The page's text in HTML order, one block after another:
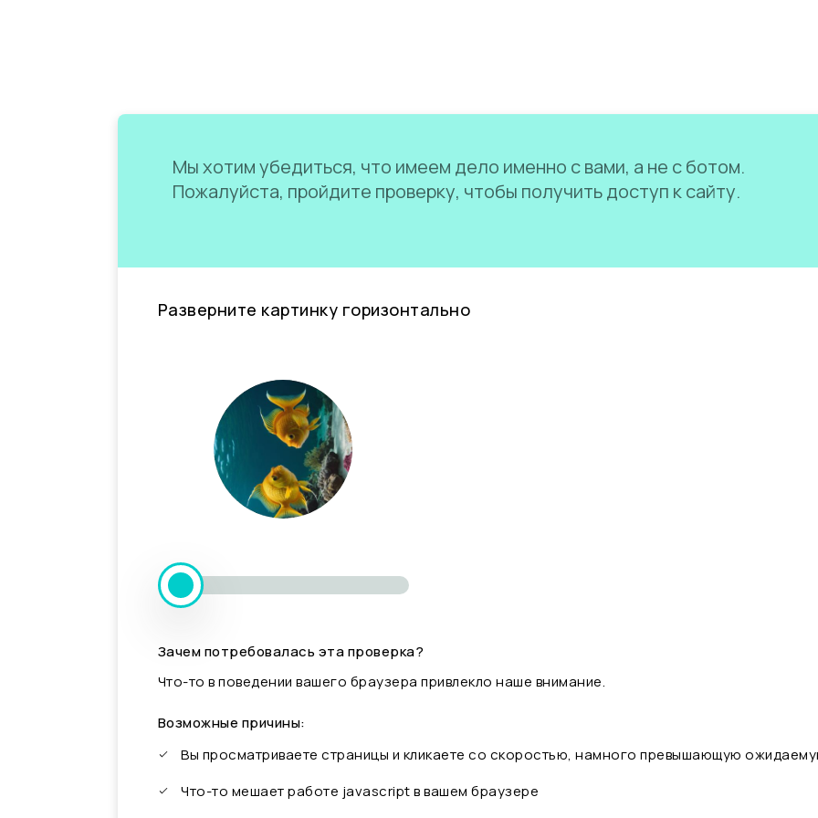
Мы хотим убедиться, что имеем дело именно с вами, а не с ботом.
Пожалуйста, пройдите проверку, чтобы получить доступ к сайту.
Разверните картинку горизонтально
Зачем потребовалась эта проверка?
Что-то в поведении вашего браузера привлекло наше внимание.
Возможные причины:
Вы просматриваете страницы и кликаете со скоростью, намного превышающую
Что-то мешает работе javascript в вашем браузере